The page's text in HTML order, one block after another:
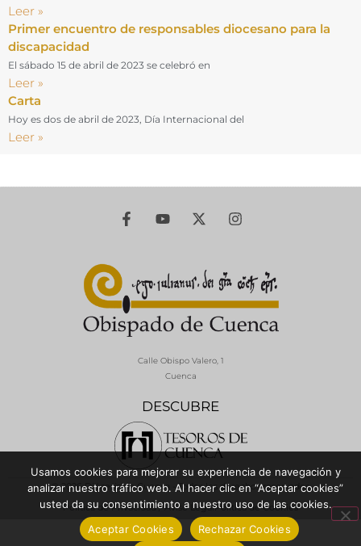
Leer »
Primer encuentro de responsables diocesano para la
discapacidad
El sábado 15 de abril de 2023 se celebró en
Leer »
Carta
Hoy es dos de abril de 2023, Día Internacional del
Leer »
DESCUBRE
Calle Obispo Valero, 1
Cuenca
© 2026 Diócesis de Cuenca - Todos los derechos reservados
Política de Privacidad / Aviso LegalPolítica de Cookies
Usamos cookies para mejorar su experiencia de navegación y
analizar nuestro tráfico web. Al hacer clic en “Aceptar cookies”
usted da su consentimiento a nuestro uso de las cookies.
Aceptar Cookies
Rechazar Cookies